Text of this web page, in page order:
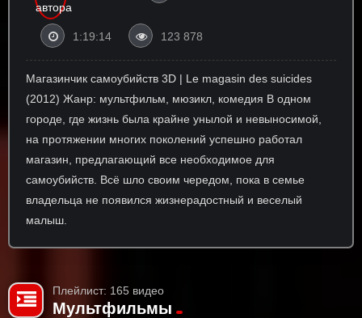
1:19:14 123 878
Магазинчик самоубийств 3D | Le magasin des suicides
(2012) Жанр: мультфильм, мюзикл, комедия В одном
городе, где жизнь была крайне унылой и невыносимой,
на протяжении многих поколений успешно работал
магазин, предлагающий все необходимое для
самоубийств. Всё шло своим чередом, пока в семье
владельца не появился жизнерадостный и веселый
малыш.
Плейлист: 165 видео
Мультфильмы